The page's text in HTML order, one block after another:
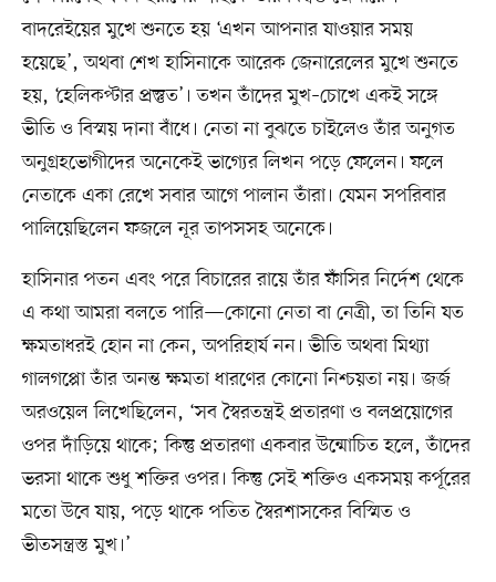
বাদরেইয়ের মুখে শুনতে হয় ‘এখন আপনার যাওয়ার সময়
হয়েছে’, অথবা শেখ হাসিনাকে আরেক জেনারেলের মুখে শুনতে
হয়, ‘হেলিকপ্টার প্রস্তুত’। তখন তাঁদের মুখ–চোখে একই সঙ্গে
ভীতি ও বিস্ময় দানা বাঁধে। নেতা না বুঝতে চাইলেও তাঁর অনুগত
অনুগ্রহভোগীদের অনেকেই ভাগে৵র লিখন পড়ে ফেলেন। ফলে
নেতাকে একা রেখে সবার আগে পালান তাঁরা। যেমন সপরিবার
পালিয়েছিলেন ফজলে নূর তাপসসহ অনেকে।
হাসিনার পতন এবং পরে বিচারের রায়ে তাঁর ফাঁসির নির্দেশ থেকে
এ কথা আমরা বলতে পারি—কোনো নেতা বা নেত্রী, তা তিনি যত
ক্ষমতাধরই হোন না কেন, অপরিহার্য নন। ভীতি অথবা মিথ্যা
গালগপ্পো তাঁর অনন্ত ক্ষমতা ধারণের কোনো নিশ্চয়তা নয়। জর্জ
অরওয়েল লিখেছিলেন, ‘সব স্বৈরতন্ত্রই প্রতারণা ও বলপ্রয়োগের
ওপর দাঁড়িয়ে থাকে; কিন্তু প্রতারণা একবার উন্মোচিত হলে, তাঁদের
ভরসা থাকে শুধু শক্তির ওপর। কিন্তু সেই শক্তিও একসময় কর্পূরের
মতো উবে যায়, পড়ে থাকে পতিত স্বৈরশাসকের বিস্মিত ও
ভীতসন্ত্রস্ত মুখ।’